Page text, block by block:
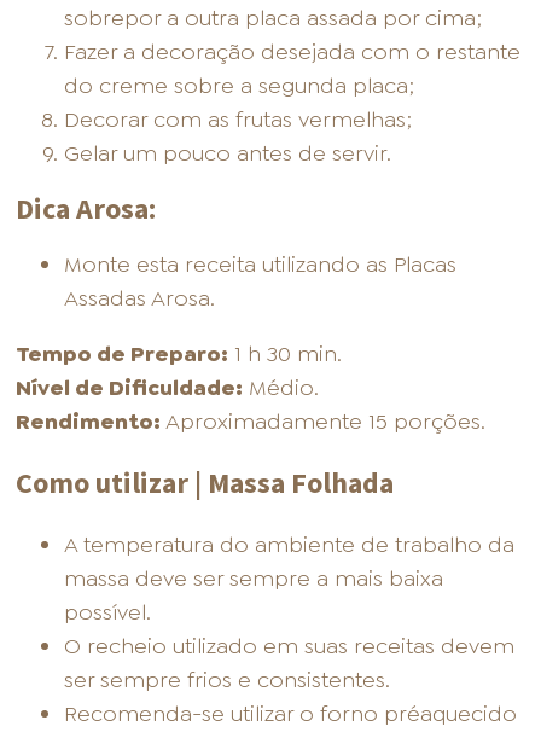
sobrepor a outra placa assada por cima;
Fazer a decoração desejada com o restante
do creme sobre a segunda placa;
Decorar com as frutas vermelhas;
Gelar um pouco antes de servir.
Dica Arosa:
Monte esta receita utilizando as Placas
Assadas Arosa.
Tempo de Preparo: 1 h 30 min.
Nível de Dificuldade: Médio.
Rendimento: Aproximadamente 15 porções.
Como utilizar | Massa Folhada
A temperatura do ambiente de trabalho da
massa deve ser sempre a mais baixa
possível.
O recheio utilizado em suas receitas devem
ser sempre frios e consistentes.
Recomenda-se utilizar o forno préaquecido